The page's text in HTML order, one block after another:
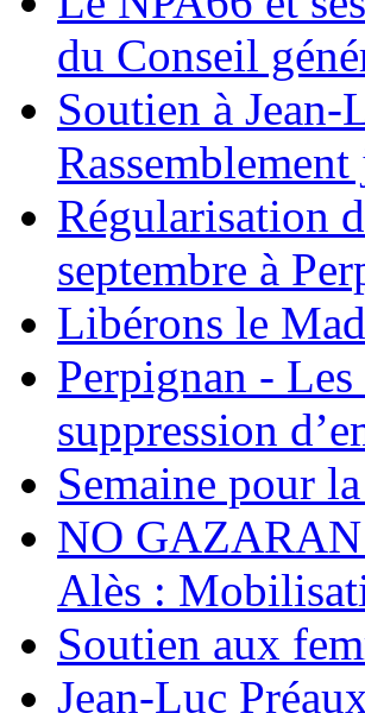
du Conseil
Soutien à
Régularisation
septembre à
Libérons le
Perpignan -
suppression
Semaine pour
NO GAZARAN
Alès :
Soutien aux
Jean-Luc